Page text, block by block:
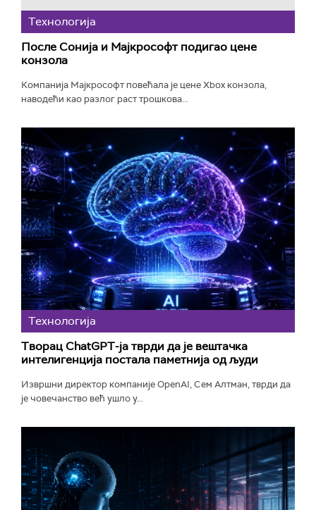
Технологијa
После Сонија и Мајкрософт подигао цене
конзола
Компанија Мајкрософт повећала је цене Xbox конзола,
наводећи као разлог раст трошкова...
Технологијa
Творац ChatGPT-ја тврди да је вештачка
интелигенција постала паметнија од људи
Извршни директор компаније OpenAI, Сем Алтман, тврди да
је човечанство већ ушло у...